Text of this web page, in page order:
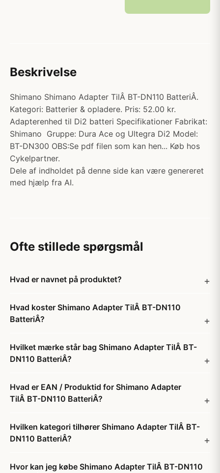
Beskrivelse
Shimano Shimano Adapter TilÂ BT-DN110 BatteriÂ.
Kategori: Batterier & opladere. Pris: 52.00 kr.
Adapterenhed til Di2 batteri Specifikationer Fabrikat:
Shimano Gruppe: Dura Ace og Ultegra Di2 Model:
BT-DN300 OBS:Se pdf filen som kan hen... Køb hos
Cykelpartner.
Dele af indholdet på denne side kan være genereret
med hjælp fra AI.
Ofte stillede spørgsmål
Hvad er navnet på produktet?
Hvad koster Shimano Adapter TilÂ BT-DN110
BatteriÂ?
Hvilket mærke står bag Shimano Adapter TilÂ BT-
DN110 BatteriÂ?
Hvad er EAN / Produktid for Shimano Adapter
TilÂ BT-DN110 BatteriÂ?
Hvilken kategori tilhører Shimano Adapter TilÂ BT-
DN110 BatteriÂ?
Hvor kan jeg købe Shimano Adapter TilÂ BT-DN110